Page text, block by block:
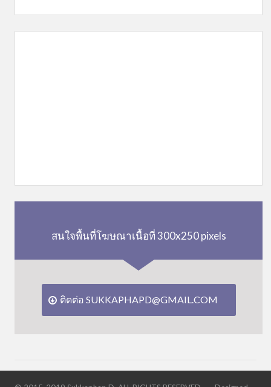
สนใจพื้นที่โฆษณาเนื้อที่ 300x250 pixels
ติดต่อ SUKKAPHAPD@GMAIL.COM